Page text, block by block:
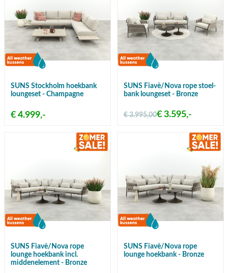
SUNS Stockholm hoekbank
loungeset - Champagne
€ 4.999,-
SUNS Fiavè/Nova rope stoel-
bank loungeset - Bronze
€ 3.995,00€ 3.595,-
SUNS Fiavè/Nova rope
lounge hoekbank incl.
middenelement - Bronze
SUNS Fiavè/Nova rope
lounge hoekbank - Bronze